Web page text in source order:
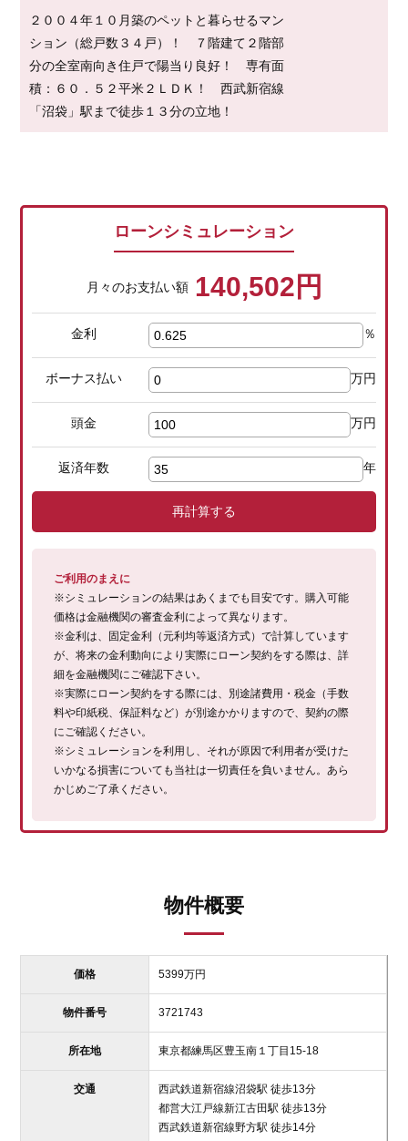
２００４年１０月築のペットと暮らせるマン
ション（総戸数３４戸）！ ７階建て２階部
分の全室南向き住戸で陽当り良好！ 専有面
積：６０．５２平米２ＬＤＫ！ 西武新宿線
「沼袋」駅まで徒歩１３分の立地！
ローンシミュレーション
月々のお支払い額 140,502円
金利 ％
ボーナス払い 万円
頭金 万円
返済年数 年
再計算する
ご利用のまえに
※シミュレーションの結果はあくまでも目安です。購入可能
価格は金融機関の審査金利によって異なります。
※金利は、固定金利（元利均等返済方式）で計算しています
が、将来の金利動向により実際にローン契約をする際は、詳
細を金融機関にご確認下さい。
※実際にローン契約をする際には、別途諸費用・税金（手数
料や印紙税、保証料など）が別途かかりますので、契約の際
にご確認ください。
※シミュレーションを利用し、それが原因で利用者が受けた
いかなる損害についても当社は一切責任を負いません。あら
かじめご了承ください。
物件概要
価格 5399万円
物件番号 3721743
所在地 東京都練馬区豊玉南１丁目15-18
交通 西武鉄道新宿線沼袋駅 徒歩13分
都営大江戸線新江古田駅 徒歩13分
西武鉄道新宿線野方駅 徒歩14分